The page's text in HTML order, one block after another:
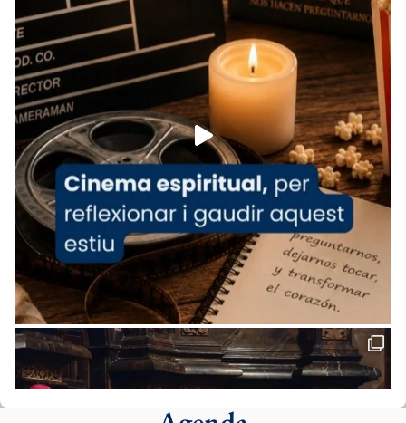
Arquebisbat de Barcelonais at Catedral
de Barcelona.
1 week ago
Aquest dilluns, 27 de juliol, ha tingut lloc la
missa d’acció de gràcies en agraïment al
comitè organitzador de la visita apostòlica
del Sant Pare Lleó XIV a Barcelona, i als
col·laboradors, a la Catedral de Barcelona.
L’arquebisbe de Barcelona, el cardenal Joan
Josep Omella, ha presidit la missa i l’ha
concelebrat el bisbe auxiliar de Barcelona,
Mons. David Abadías.
📸 Dr. G. Simón
Foto
View on Facebook Share